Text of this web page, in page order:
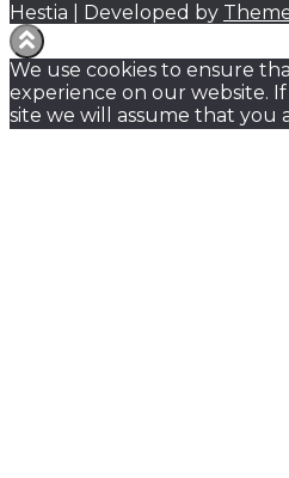
Hestia | Developed by
We use cookies to ensure
experience on our website.
site we will assume that you